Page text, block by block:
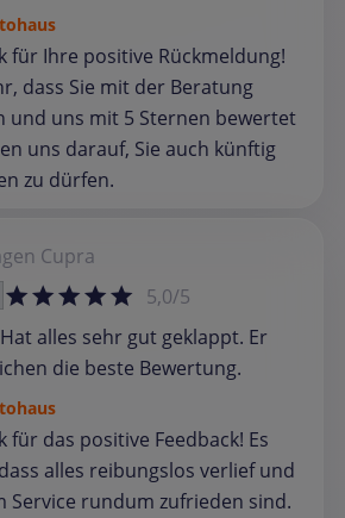
für Ihre positive Rückmeldung!
dass Sie mit der Beratung
und uns mit 5 Sternen bewertet
uns darauf, Sie auch künftig
zu dürfen.
Cupra
5,0/5
alles sehr gut geklappt. Er
die beste Bewertung.
für das positive Feedback! Es
alles reibungslos verlief und
Service rundum zufrieden sind.